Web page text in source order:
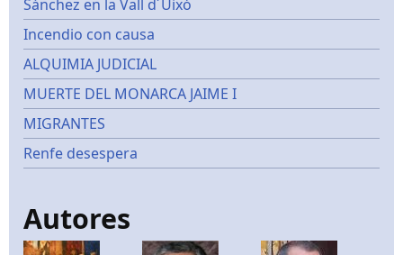
Sánchez en la Vall d´Uixó
Incendio con causa
ALQUIMIA JUDICIAL
MUERTE DEL MONARCA JAIME I
MIGRANTES
Renfe desespera
Autores